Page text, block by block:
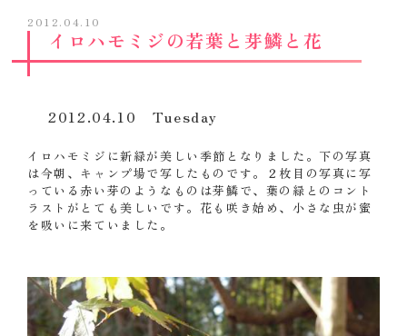
2012.04.10
イロハモミジの若葉と芽鱗と花
2012.04.10 Tuesday
イロハモミジに新緑が美しい季節となりました。下の写真
は今朝、キャンプ場で写したものです。２枚目の写真に写
っている赤い芽のようなものは芽鱗で、葉の緑とのコント
ラストがとても美しいです。花も咲き始め、小さな虫が蜜
を吸いに来ていました。